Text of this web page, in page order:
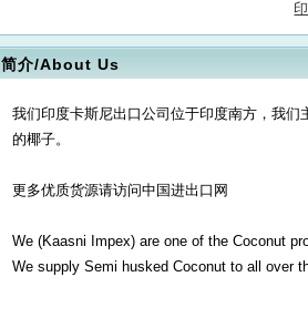
简介/About Us
我们印度卡斯尼出口公司位于印度南方，我
的椰子。
更多优质货源请访问中国进出口网
We (Kaasni Impex) are one of the Coconut
We supply Semi husked Coconut to all over